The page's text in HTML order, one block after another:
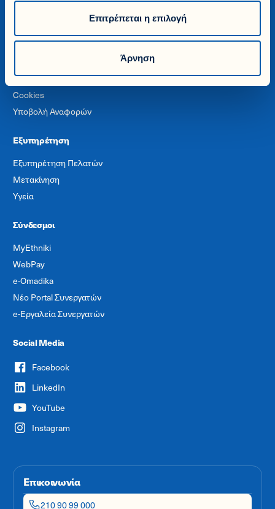
Επιτρέπεται η επιλογή
Άρνηση
Βιωσιμότητα & Εταιρική Ευθύνη
Γίνε Ασφαλιστικός Διαμεσολαβητής
Προσωπικά Δεδομένα
Cookies
Υποβολή Αναφορών
Εξυπηρέτηση
Εξυπηρέτηση Πελατών
Μετακίνηση
Υγεία
Σύνδεσμοι
MyEthniki
WebPay
e-Omadika
Νέο Portal Συνεργατών
e-Εργαλεία Συνεργατών
Social Media
Facebook
LinkedIn
YouTube
Instagram
Επικοινωνία
210 90 99 000